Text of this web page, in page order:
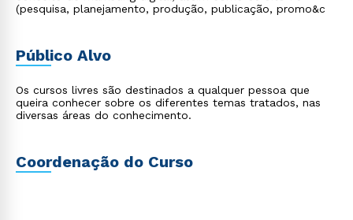
(pesquisa, planejamento, produção, publicação, promo&c
Público Alvo
Os cursos livres são destinados a qualquer pessoa que
queira conhecer sobre os diferentes temas tratados, nas
diversas áreas do conhecimento.
Coordenação do Curso